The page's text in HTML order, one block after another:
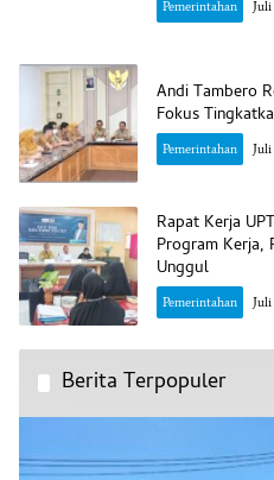
Pemerintahan Juli
Andi Tambero
Fokus
Pemerintahan Juli
Rapat Kerja
Program Kerja,
Unggul
Pemerintahan Juli
Berita Terpopuler